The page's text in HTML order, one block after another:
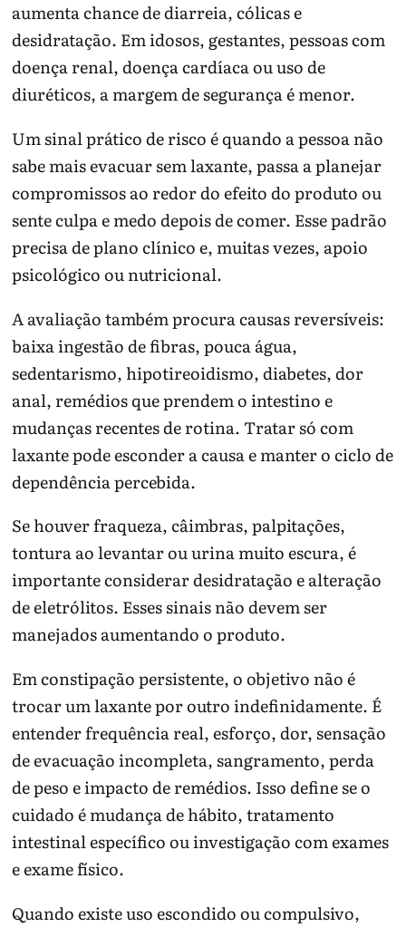
aumenta chance de diarreia, cólicas e
desidratação. Em idosos, gestantes, pessoas com
doença renal, doença cardíaca ou uso de
diuréticos, a margem de segurança é menor.
Um sinal prático de risco é quando a pessoa não
sabe mais evacuar sem laxante, passa a planejar
compromissos ao redor do efeito do produto ou
sente culpa e medo depois de comer. Esse padrão
precisa de plano clínico e, muitas vezes, apoio
psicológico ou nutricional.
A avaliação também procura causas reversíveis:
baixa ingestão de fibras, pouca água,
sedentarismo, hipotireoidismo, diabetes, dor
anal, remédios que prendem o intestino e
mudanças recentes de rotina. Tratar só com
laxante pode esconder a causa e manter o ciclo de
dependência percebida.
Se houver fraqueza, câimbras, palpitações,
tontura ao levantar ou urina muito escura, é
importante considerar desidratação e alteração
de eletrólitos. Esses sinais não devem ser
manejados aumentando o produto.
Em constipação persistente, o objetivo não é
trocar um laxante por outro indefinidamente. É
entender frequência real, esforço, dor, sensação
de evacuação incompleta, sangramento, perda
de peso e impacto de remédios. Isso define se o
cuidado é mudança de hábito, tratamento
intestinal específico ou investigação com exames
e exame físico.
Quando existe uso escondido ou compulsivo,